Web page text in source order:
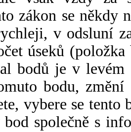
zákon se někdy
v odsluní
úseků
bodů je v
bodu,
vybere se tento
společně s